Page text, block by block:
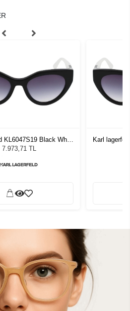
KL6047S19 Black White
Güneş Gözlüğü
7.973,71 TL
Karl